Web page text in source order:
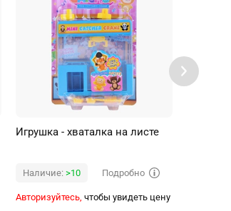
Игрушка - хваталка на листе
Наличие: >10 Подробно
Авторизуйтесь, чтобы увидеть цену